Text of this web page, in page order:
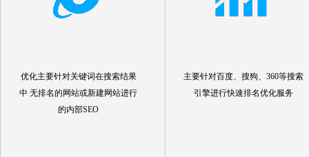
优化主要针对关键词在搜索结果
中 无排名的网站或新建网站进行
的内部SEO
主要针对百度、搜狗、360等搜索
引擎进行快速排名优化服务